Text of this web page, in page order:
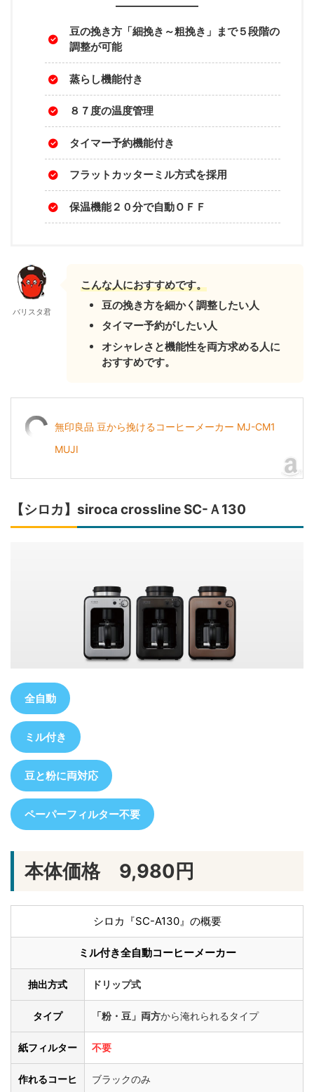
豆の挽き方「細挽き～粗挽き」まで５段階の
調整が可能
蒸らし機能付き
８７度の温度管理
タイマー予約機能付き
フラットカッターミル方式を採用
保温機能２０分で自動ＯＦＦ
バリスタ君
こんな人におすすめです。
豆の挽き方を細かく調整したい人
タイマー予約がしたい人
オシャレさと機能性を両方求める人に
おすすめです。
無印良品 豆から挽けるコーヒーメーカー MJ-CM1
MUJI
【シロカ】siroca crossline SC-Ａ130
全自動
ミル付き
豆と粉に両対応
ペーパーフィルター不要
本体価格 9,980円
シロカ『SC-A130』の概要
ミル付き全自動コーヒーメーカー
抽出方式 ドリップ式
タイプ 「粉・豆」両方から淹れられるタイプ
紙フィルター 不要
作れるコーヒ
ブラックのみ